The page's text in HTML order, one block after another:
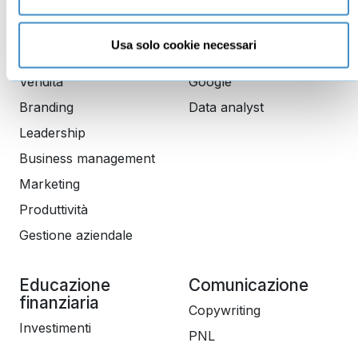
Usa solo cookie necessari
Vendita
Branding
Leadership
Business management
Marketing
Produttività
Gestione aziendale
Google
Data analyst
Educazione
finanziaria
Investimenti
Comunicazione
Copywriting
PNL